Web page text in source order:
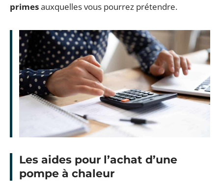
primesauxquelles vous pourrez prétendre.
Les aides pour l’achat d’une
pompe à chaleur